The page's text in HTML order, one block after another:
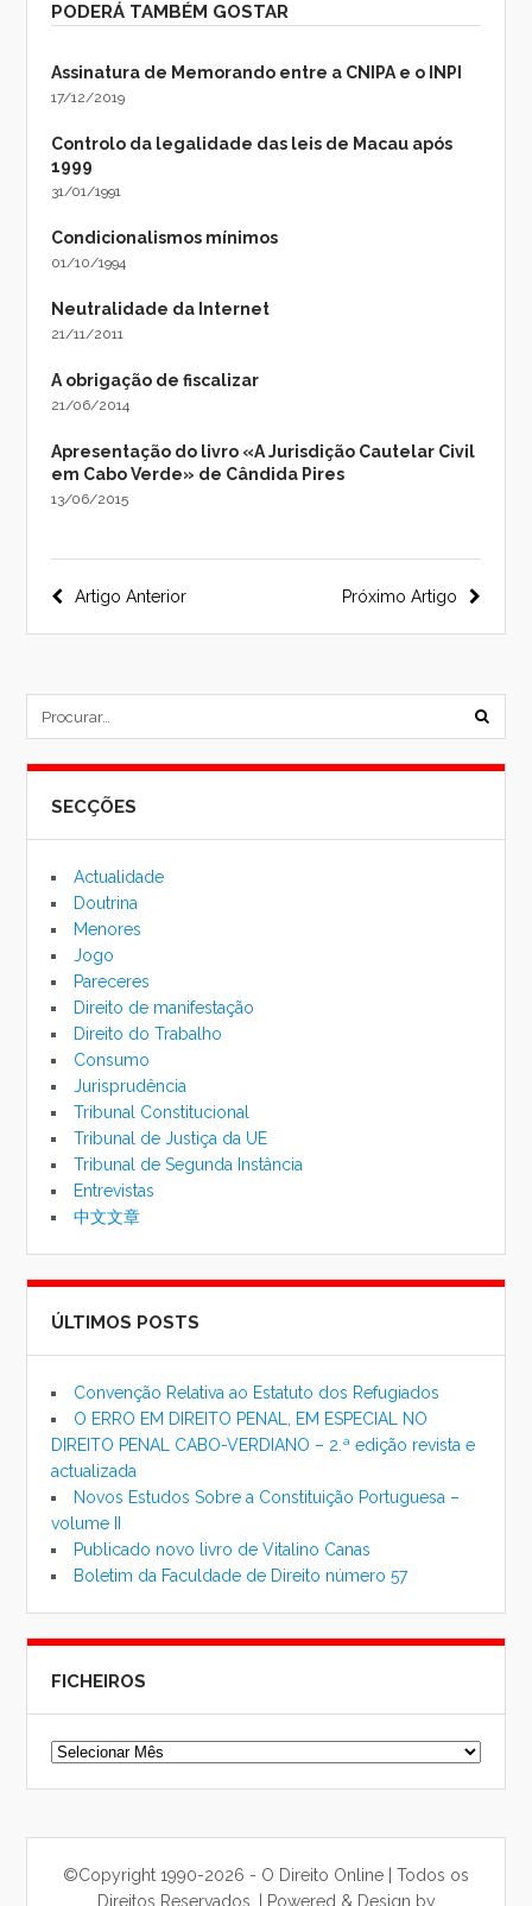
PODERÁ TAMBÉM GOSTAR
Assinatura de Memorando entre a CNIPA e o INPI
17/12/2019
Controlo da legalidade das leis de Macau após
1999
31/01/1991
Condicionalismos mínimos
01/10/1994
Neutralidade da Internet
21/11/2011
A obrigação de fiscalizar
21/06/2014
Apresentação do livro «A Jurisdição Cautelar Civil
em Cabo Verde» de Cândida Pires
13/06/2015
Navegação
do
Próximo Artigo
Artigo Anterior
SECÇÕES
Actualidade
Doutrina
Menores
Jogo
Pareceres
Direito de manifestação
Direito do Trabalho
Consumo
Jurisprudência
Tribunal Constitucional
Tribunal de Justiça da UE
Tribunal de Segunda Instância
Entrevistas
中文文章
ÚLTIMOS POSTS
Convenção Relativa ao Estatuto dos Refugiados
O ERRO EM DIREITO PENAL, EM ESPECIAL NO
DIREITO PENAL CABO-VERDIANO – 2.ª edição revista e
actualizada
Novos Estudos Sobre a Constituição Portuguesa –
volume II
Publicado novo livro de Vitalino Canas
Boletim da Faculdade de Direito número 57
FICHEIROS
Ficheiros
©Copyright 1990-2026 - O Direito Online | Todos os
Direitos Reservados. | Powered & Design by